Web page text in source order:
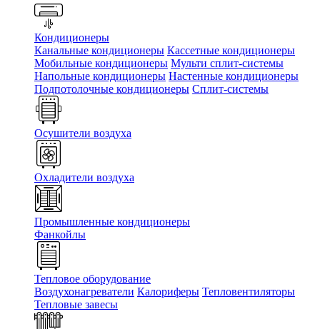
Кондиционеры
Канальные кондиционеры Кассетные кондиционеры
Мобильные кондиционеры Мульти сплит-системы
Напольные кондиционеры Настенные кондиционеры
Подпотолочные кондиционеры Сплит-системы
Осушители воздуха
Охладители воздуха
Промышленные кондиционеры
Фанкойлы
Тепловое оборудование
Воздухонагреватели Калориферы Тепловентиляторы
Тепловые завесы